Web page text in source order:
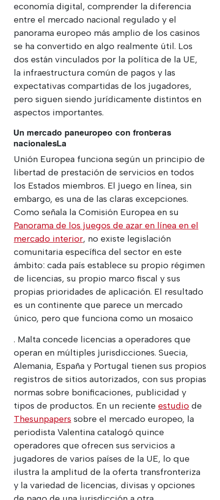
economía digital, comprender la diferencia
entre el mercado nacional regulado y el
panorama europeo más amplio de los casinos
se ha convertido en algo realmente útil. Los
dos están vinculados por la política de la UE,
la infraestructura común de pagos y las
expectativas compartidas de los jugadores,
pero siguen siendo jurídicamente distintos en
aspectos importantes.
Un mercado paneuropeo con fronteras
nacionalesLa
Unión Europea funciona según un principio de
libertad de prestación de servicios en todos
los Estados miembros. El juego en línea, sin
embargo, es una de las claras excepciones.
Como señala la Comisión Europea en su
Panorama de los juegos de azar en línea en el
mercado interior, no existe legislación
comunitaria específica del sector en este
ámbito: cada país establece su propio régimen
de licencias, su propio marco fiscal y sus
propias prioridades de aplicación. El resultado
es un continente que parece un mercado
único, pero que funciona como un mosaico
. Malta concede licencias a operadores que
operan en múltiples jurisdicciones. Suecia,
Alemania, España y Portugal tienen sus propios
registros de sitios autorizados, con sus propias
normas sobre bonificaciones, publicidad y
tipos de productos. En un reciente estudio de
Thesunpapers sobre el mercado europeo, la
periodista Valentina catalogó quince
operadores que ofrecen sus servicios a
jugadores de varios países de la UE, lo que
ilustra la amplitud de la oferta transfronteriza
y la variedad de licencias, divisas y opciones